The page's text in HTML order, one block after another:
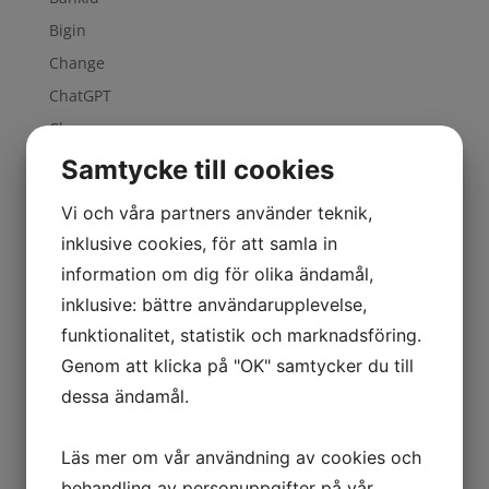
Bigin
Change
ChatGPT
Cleanup
CRM
Cybersäkerhet
Guided Conversations
Implementering
Inköp
Kiosk
Samtycke till cookies
Vi och våra partners använder teknik,
inklusive cookies, för att samla in
information om dig för olika ändamål,
inklusive: bättre användarupplevelse,
funktionalitet, statistik och marknadsföring.
Genom att klicka på "OK" samtycker du till
dessa ändamål.
Läs mer om vår användning av cookies och